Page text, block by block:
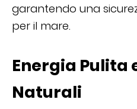
garantendo una
per il mare.
Energia Pulita
Naturali